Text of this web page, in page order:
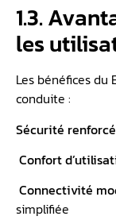
1.3.
les
Les bénéfices
conduite :
Sécurité
Confort
Connectivité
simplifiée